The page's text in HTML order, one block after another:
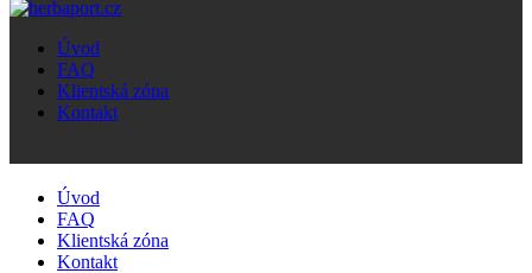
Úvod
FAQ
Klientská zóna
Kontakt
Úvod
FAQ
Klientská zóna
Kontakt